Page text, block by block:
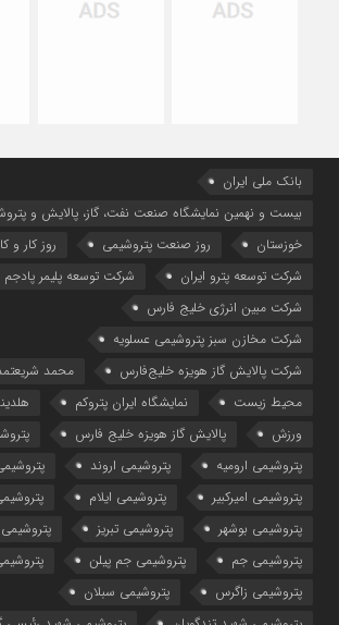
بانک ملی ایران
بیست و نهمین نمایشگاه صنعت نفت، گاز، پالایش و
خوزستان
روز صنعت پتروشیمی
روز کار و
شركت توسعه پترو ایران
شرکت توسعه پلیمر پادجم
شرکت مبین انرژی خلیج فارس
شرکت مخازن سبز پتروشیمی عسلویه
شرکت پالایش گاز هویزه خلیج‌فارس
محمد
محیط زیست
نمایشگاه ایران پتروکم
ورزش
پالایش گاز هویزه خلیج فارس
پتروشیمی ارومیه
پتروشیمی اروند
پتروشیمی امیرکبیر
پتروشیمی ایلام
پتروشیمی بوشهر
پتروشیمی تبریز
پتروشیمی جم
پتروشیمی جم پیلن
پتروشیمی زاگرس
پتروشیمی سبلان